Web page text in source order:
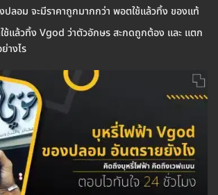
ปลอม จะมีราคาถูกมากกว่า พอตใช้แล้วทิ้ง ของแท้
ช้แล้วทิ้ง Vgod ว่าตัวอักษร สะกดถูกต้อง และ แตก
างไร